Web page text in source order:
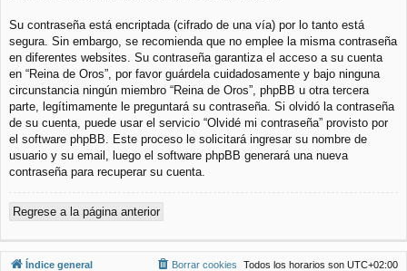
Su contraseña está encriptada (cifrado de una vía) por lo tanto está
segura. Sin embargo, se recomienda que no emplee la misma contraseña
en diferentes websites. Su contraseña garantiza el acceso a su cuenta
en “Reina de Oros”, por favor guárdela cuidadosamente y bajo ninguna
circunstancia ningún miembro “Reina de Oros”, phpBB u otra tercera
parte, legítimamente le preguntará su contraseña. Si olvidó la contraseña
de su cuenta, puede usar el servicio “Olvidé mi contraseña” provisto por
el software phpBB. Este proceso le solicitará ingresar su nombre de
usuario y su email, luego el software phpBB generará una nueva
contraseña para recuperar su cuenta.
Regrese a la página anterior
Índice general Todos los horarios son UTC+02:00
Borrar cookies